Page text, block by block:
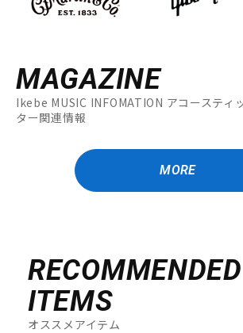
MAGAZINE
Ikebe MUSIC INFOMATION アコースティ
ター関連情報
MORE
RECOMMENDED
ITEMS
オススメアイテム